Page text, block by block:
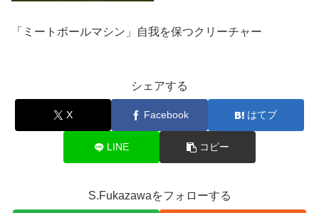
「ミートボールマシン」自我を保つクリーチャー
シェアする
X Facebook はてブ
LINE コピー
S.Fukazawaをフォローする